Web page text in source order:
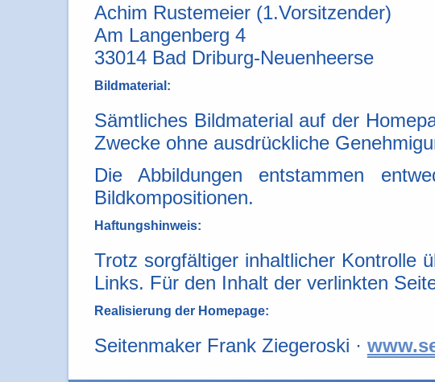
Achim Rustemeier (1.Vorsitzender)
Am Langenberg 4
33014 Bad Driburg-Neuenheerse
Bildmaterial:
Sämtliches Bildmaterial auf der
Zwecke ohne ausdrückliche
Die Abbildungen entstammen
Bildkompositionen.
Haftungshinweis:
Trotz sorgfältiger inhaltlicher Kontrolle
Links. Für den Inhalt der verlinkten
Realisierung der Homepage:
Seitenmaker Frank Ziegeroski ·